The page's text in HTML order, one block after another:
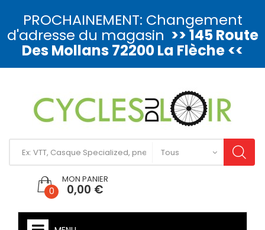
PROCHAINEMENT: Changement
d'adresse du magasin >> 145 Route
Des Mollans 72200 La Flèche <<
0
MON PANIER
0,00 €